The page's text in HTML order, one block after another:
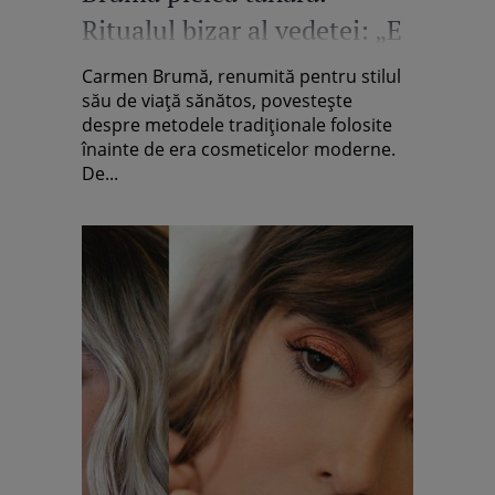
Ritualul bizar al vedetei: „E
foarte important să fii
constantă”
Carmen Brumă, renumită pentru stilul
său de viață sănătos, povestește
despre metodele tradiționale folosite
înainte de era cosmeticelor moderne.
De...